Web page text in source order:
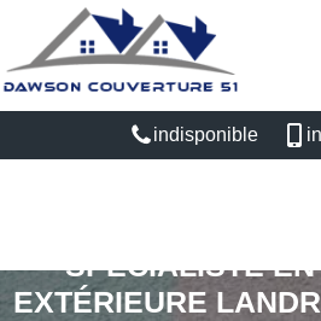
indisponible
SPÉCIALISTE
EXTÉRIEURE